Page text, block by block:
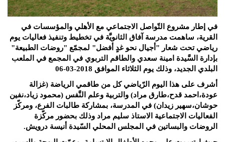
في إطار مشروع التّواصل الاجتماعي مع الأهلي والمؤسسات في
القرية، ساهمت مدرسة آفاق الثانويَّة في تخطيط وتنفيذ فعاليات يوم
رياضي تحت شعار "أجيال نحو غدٍ أفضل" لمجمّع "روضات الطبيعة"
بإدارة السَّيدة امينة سعدي والطاقم التربوي في المجمع في الملعب
البلدي الجديد، وذلك يوم الثلاثاء الموافق 2018-03-06
أشرف على هذا اليوم الرّياضي كل من طاقمي الرياضة (غزالة
عودة،احمد قدح،طارق مراد) والتربية وعلم النَّفس (محمود زياد،نفين
حوشان،سهير زيدان) في المدرسة، بمشاركة طالبات الفرع، ومركّز
الفعاليات الاجتماعية الاستاذ سليم مراد وذلك بحضور مركّزة
الروضات والبساتين في المجلس المحلي السّيدة أنيسة درويش.